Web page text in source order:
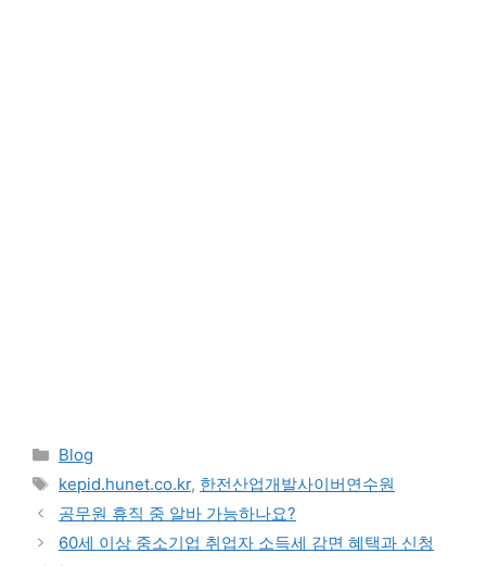
Categories
Blog
Tags
kepid.hunet.co.kr, 한전산업개발사이버연수원
공무원 휴직 중 알바 가능하나요?
60세 이상 중소기업 취업자 소득세 감면 혜택과 신청